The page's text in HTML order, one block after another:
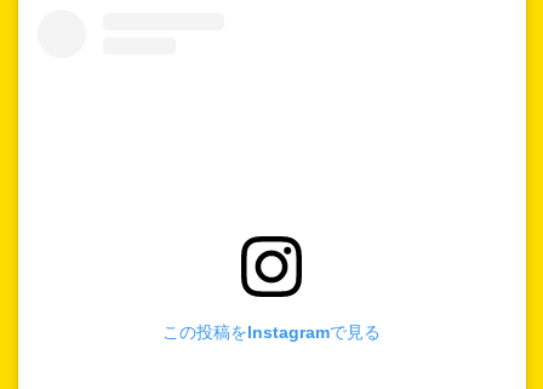
この投稿をInstagramで見る